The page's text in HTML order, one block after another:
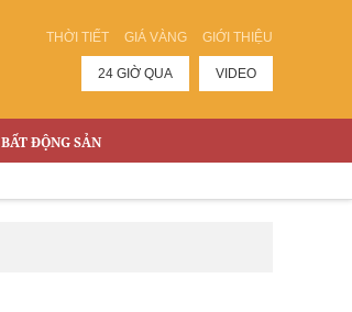
THỜI TIẾT GIÁ VÀNG GIỚI THIỆU
24 GIỜ QUA VIDEO
BẤT ĐỘNG SẢN